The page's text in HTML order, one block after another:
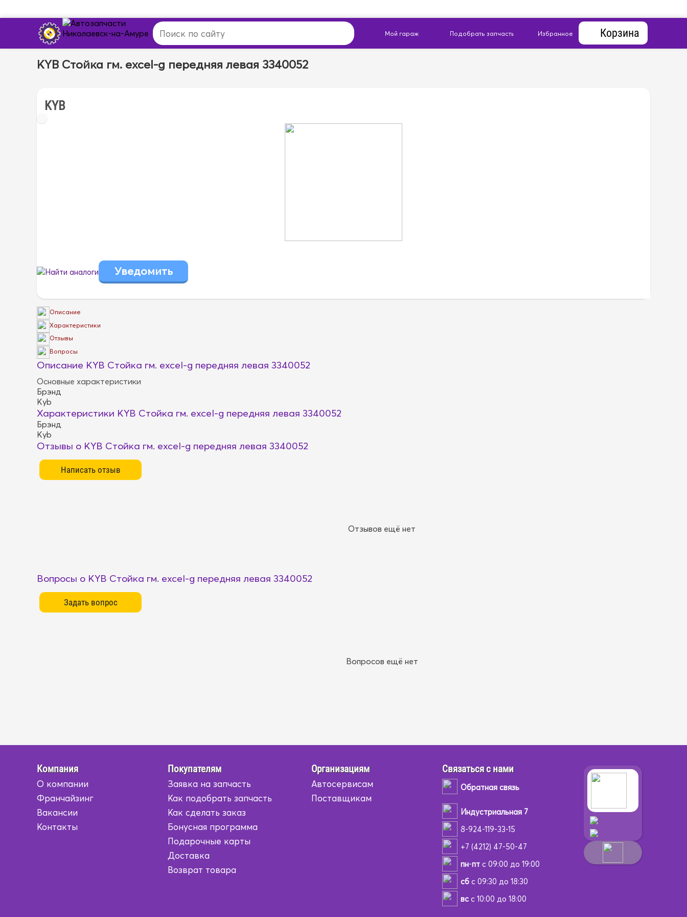
Корзина
KYB Стойка гм. excel-g передняя левая 3340052
KYB
Найти аналоги
Описание
Характеристики
Отзывы
Вопросы
Описание KYB Стойка гм. excel-g передняя левая 3340052
Основные характеристики
Брэнд
Kyb
Характеристики KYB Стойка гм. excel-g передняя левая 3340052
Брэнд
Kyb
Отзывы о KYB Стойка гм. excel-g передняя левая 3340052
Отзывов ещё нет
Вопросы о KYB Стойка гм. excel-g передняя левая 3340052
Вопросов ещё нет
Компания
О компании
Франчайзинг
Вакансии
Контакты
Покупателям
Заявка на запчасть
Как подобрать запчасть
Как сделать заказ
Бонусная программа
Подарочные карты
Доставка
Возврат товара
Организациям
Автосервисам
Поставщикам
Связаться с нами
Обратная связь
Индустриальная 7
8-924-119-33-15
+7 (4212) 47-50-47
пн-птс 09:00 до 19:00
сбс 09:30 до 18:30
всс 10:00 до 18:00